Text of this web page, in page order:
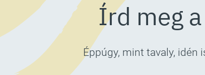
Írd meg
Éppúgy, mint tavaly,